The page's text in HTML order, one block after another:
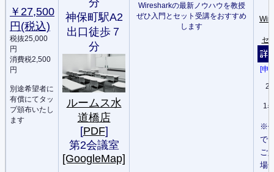
￥27,500
円(税込)
税抜25,000
円
消費税2,500
円
別途希望者に
有償にてタッ
プ頒布いたし
ます
神保町駅A2
出口徒歩７
分
ルームス水
道橋店
[PDF]
第2会議室
[GoogleMap]
Wiresharkの最新ノウハウを教授
ぜひ入門とセット受講をおすすめ
します
セ
[申
1
※
で
ご
場